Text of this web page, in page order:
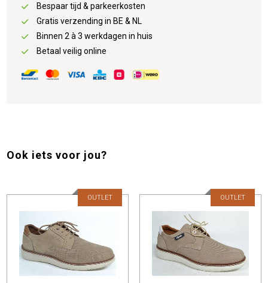
Bespaar tijd & parkeerkosten
Gratis verzending in BE & NL
Binnen 2 à 3 werkdagen in huis
Betaal veilig online
Ook iets voor jou?
OUTLET OUTLET